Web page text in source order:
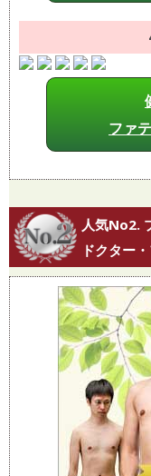
ファ
人気No2.
ドクター